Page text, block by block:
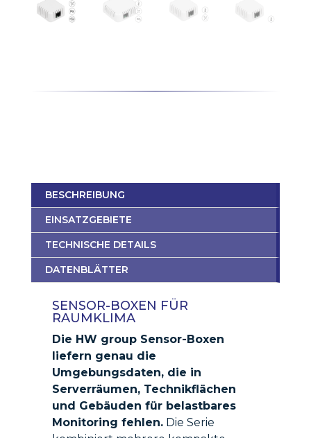
BESCHREIBUNG
EINSATZGEBIETE
TECHNISCHE DETAILS
DATENBLÄTTER
SENSOR-BOXEN FÜR
RAUMKLIMA
Die HW group Sensor-Boxen
liefern genau die
Umgebungsdaten, die in
Serverräumen, Technikflächen
und Gebäuden für belastbares
Monitoring fehlen.Die Serie